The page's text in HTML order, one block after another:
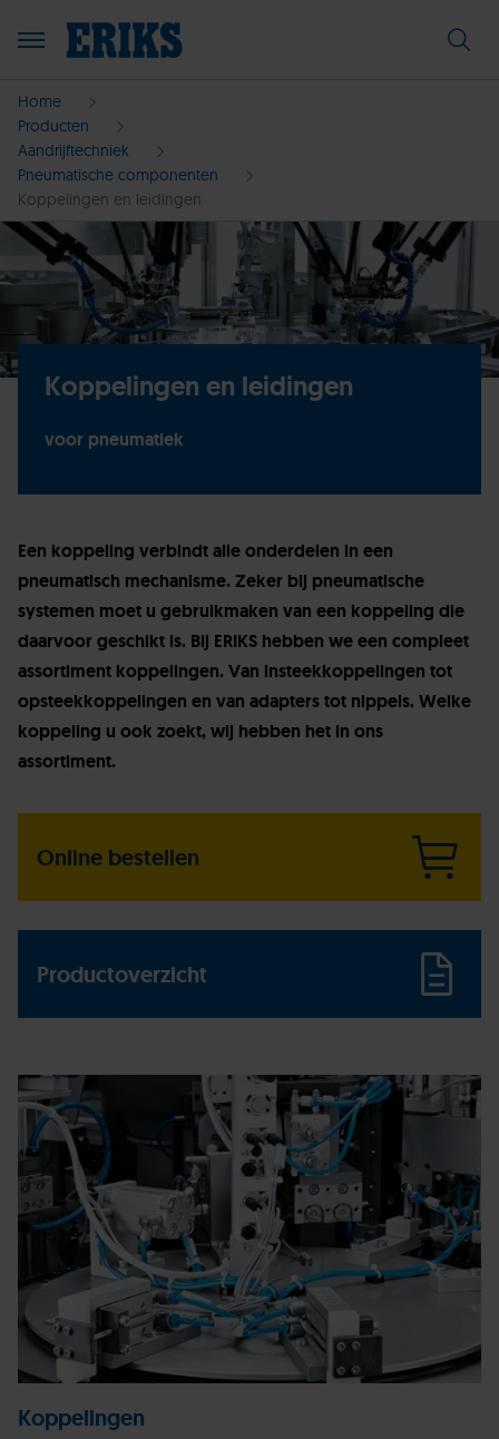
Home
Producten
Aandrijftechniek
Pneumatische componenten
Koppelingen en leidingen
Koppelingen en leidingen
voor pneumatiek
Een koppeling verbindt alle onderdelen in een
pneumatisch mechanisme. Zeker bij pneumatische
systemen moet u gebruikmaken van een koppeling die
daarvoor geschikt is. Bij ERIKS hebben we een compleet
assortiment koppelingen. Van insteekkoppelingen tot
opsteekkoppelingen en van adapters tot nippels. Welke
koppeling u ook zoekt, wij hebben het in ons
assortiment.
Online bestellen
Productoverzicht
Koppelingen